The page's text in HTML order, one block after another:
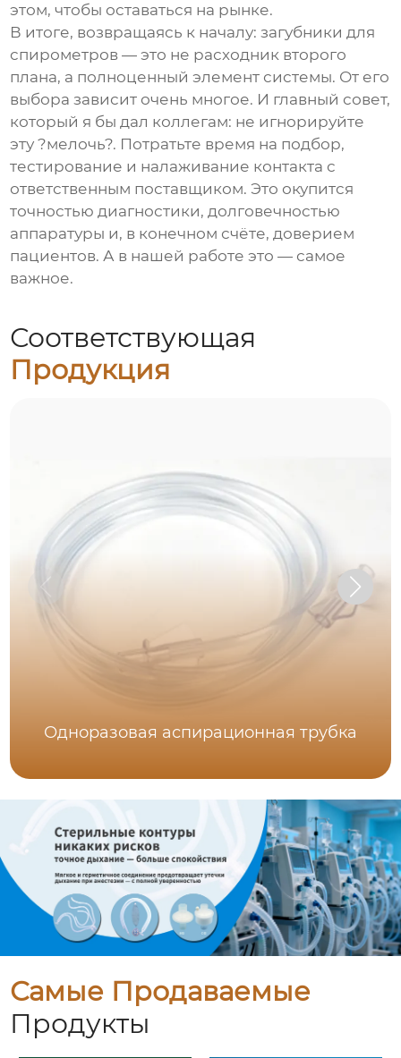
этом, чтобы оставаться на рынке.
В итоге, возвращаясь к началу:загубники для
спирометров — это не расходник второго
плана, а полноценный элемент системы. От его
выбора зависит очень многое. И главный совет,
который я бы дал коллегам: не игнорируйте
эту ?мелочь?. Потратьте время на подбор,
тестирование и налаживание контакта с
ответственным поставщиком. Это окупится
точностью диагностики, долговечностью
аппаратуры и, в конечном счёте, доверием
пациентов. А в нашей работе это — самое
важное.
Соответствующая
Продукция
Одноразовая аспирационная трубка
Самые Продаваемые
Продукты